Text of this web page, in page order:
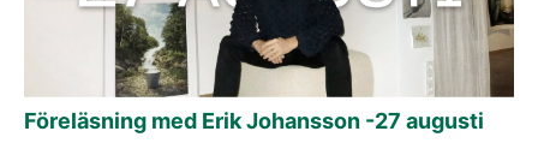
Föreläsning med Erik Johansson -27 augusti